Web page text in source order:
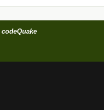
codeQuake